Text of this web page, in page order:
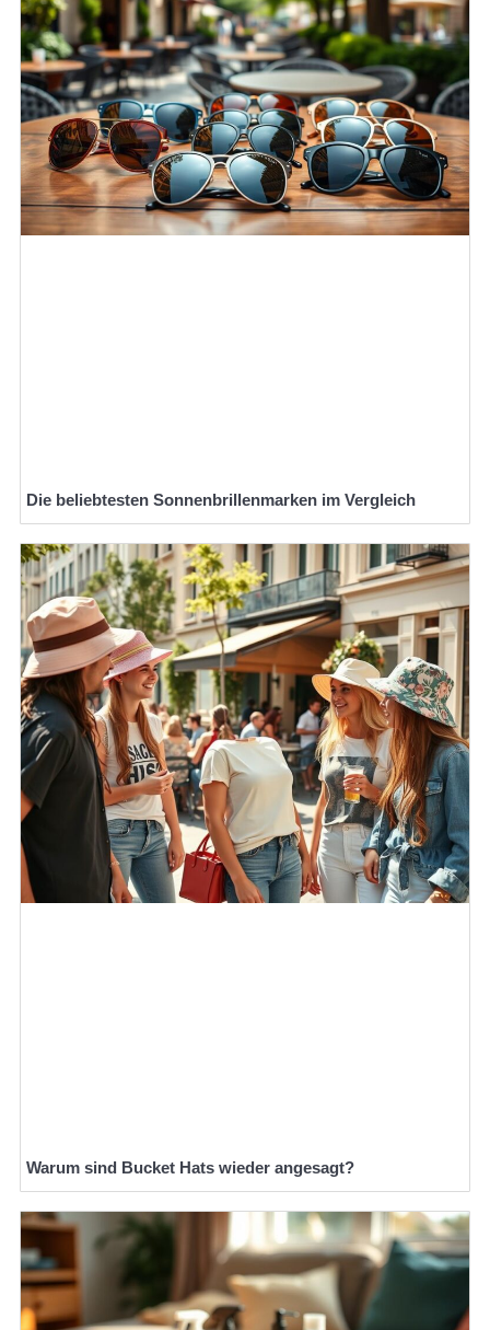
Die beliebtesten Sonnenbrillenmarken im Vergleich
Warum sind Bucket Hats wieder angesagt?